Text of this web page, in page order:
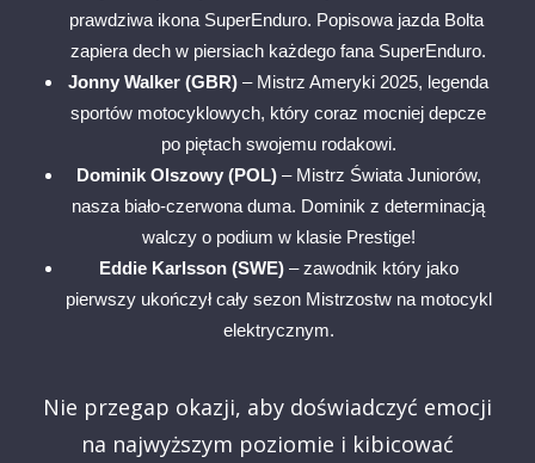
prawdziwa ikona SuperEnduro. Popisowa jazda Bolta
zapiera dech w piersiach każdego fana SuperEnduro.
Jonny Walker (GBR) – Mistrz Ameryki 2025, legenda
sportów motocyklowych, który coraz mocniej depcze
po piętach swojemu rodakowi.
Dominik Olszowy (POL)– Mistrz Świata Juniorów,
nasza biało-czerwona duma. Dominik z determinacją
walczy o podium w klasie Prestige!
Eddie Karlsson (SWE) – zawodnik który jako
pierwszy ukończył cały sezon Mistrzostw na motocykl
elektrycznym.
Nie przegap okazji, aby doświadczyć emocji
na najwyższym poziomie i kibicować